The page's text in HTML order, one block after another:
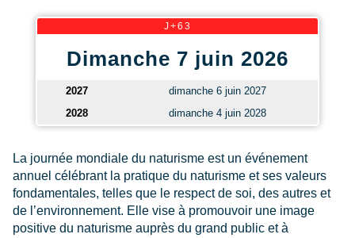
J+63
Dimanche 7 juin 2026
2027
dimanche 6 juin 2027
2028
dimanche 4 juin 2028
La journée mondiale du naturisme est un événement
annuel célébrant la pratique du naturisme et ses valeurs
fondamentales, telles que le respect de soi, des autres et
de l’environnement. Elle vise à promouvoir une image
positive du naturisme auprès du grand public et à